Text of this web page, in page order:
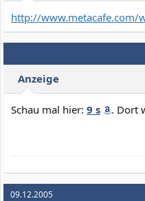
http://www.metacafe.com/
Anzeige
Schau mal hier: 9 s . Dort
09.12.2005